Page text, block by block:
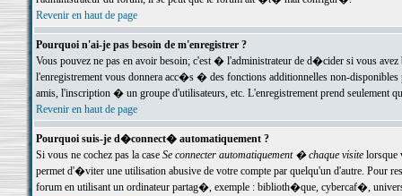
Revenir en haut de page
Pourquoi n'ai-je pas besoin de m'enregistrer ?
Vous pouvez ne pas en avoir besoin; c'est � l'administrateur de d�cider si vous
l'enregistrement vous donnera acc�s � des fonctions additionnelles non-
amis, l'inscription � un groupe d'utilisateurs, etc. L'enregistrement prend seulement
Revenir en haut de page
Pourquoi suis-je d�connect� automatiquement ?
Si vous ne cochez pas la case Se connecter automatiquement � chaque visitelorsque
permet d'�viter une utilisation abusive de votre compte par quelqu'un d'autre. Pour
forum en utilisant un ordinateur partag�, exemple : biblioth�que, cybercaf�,